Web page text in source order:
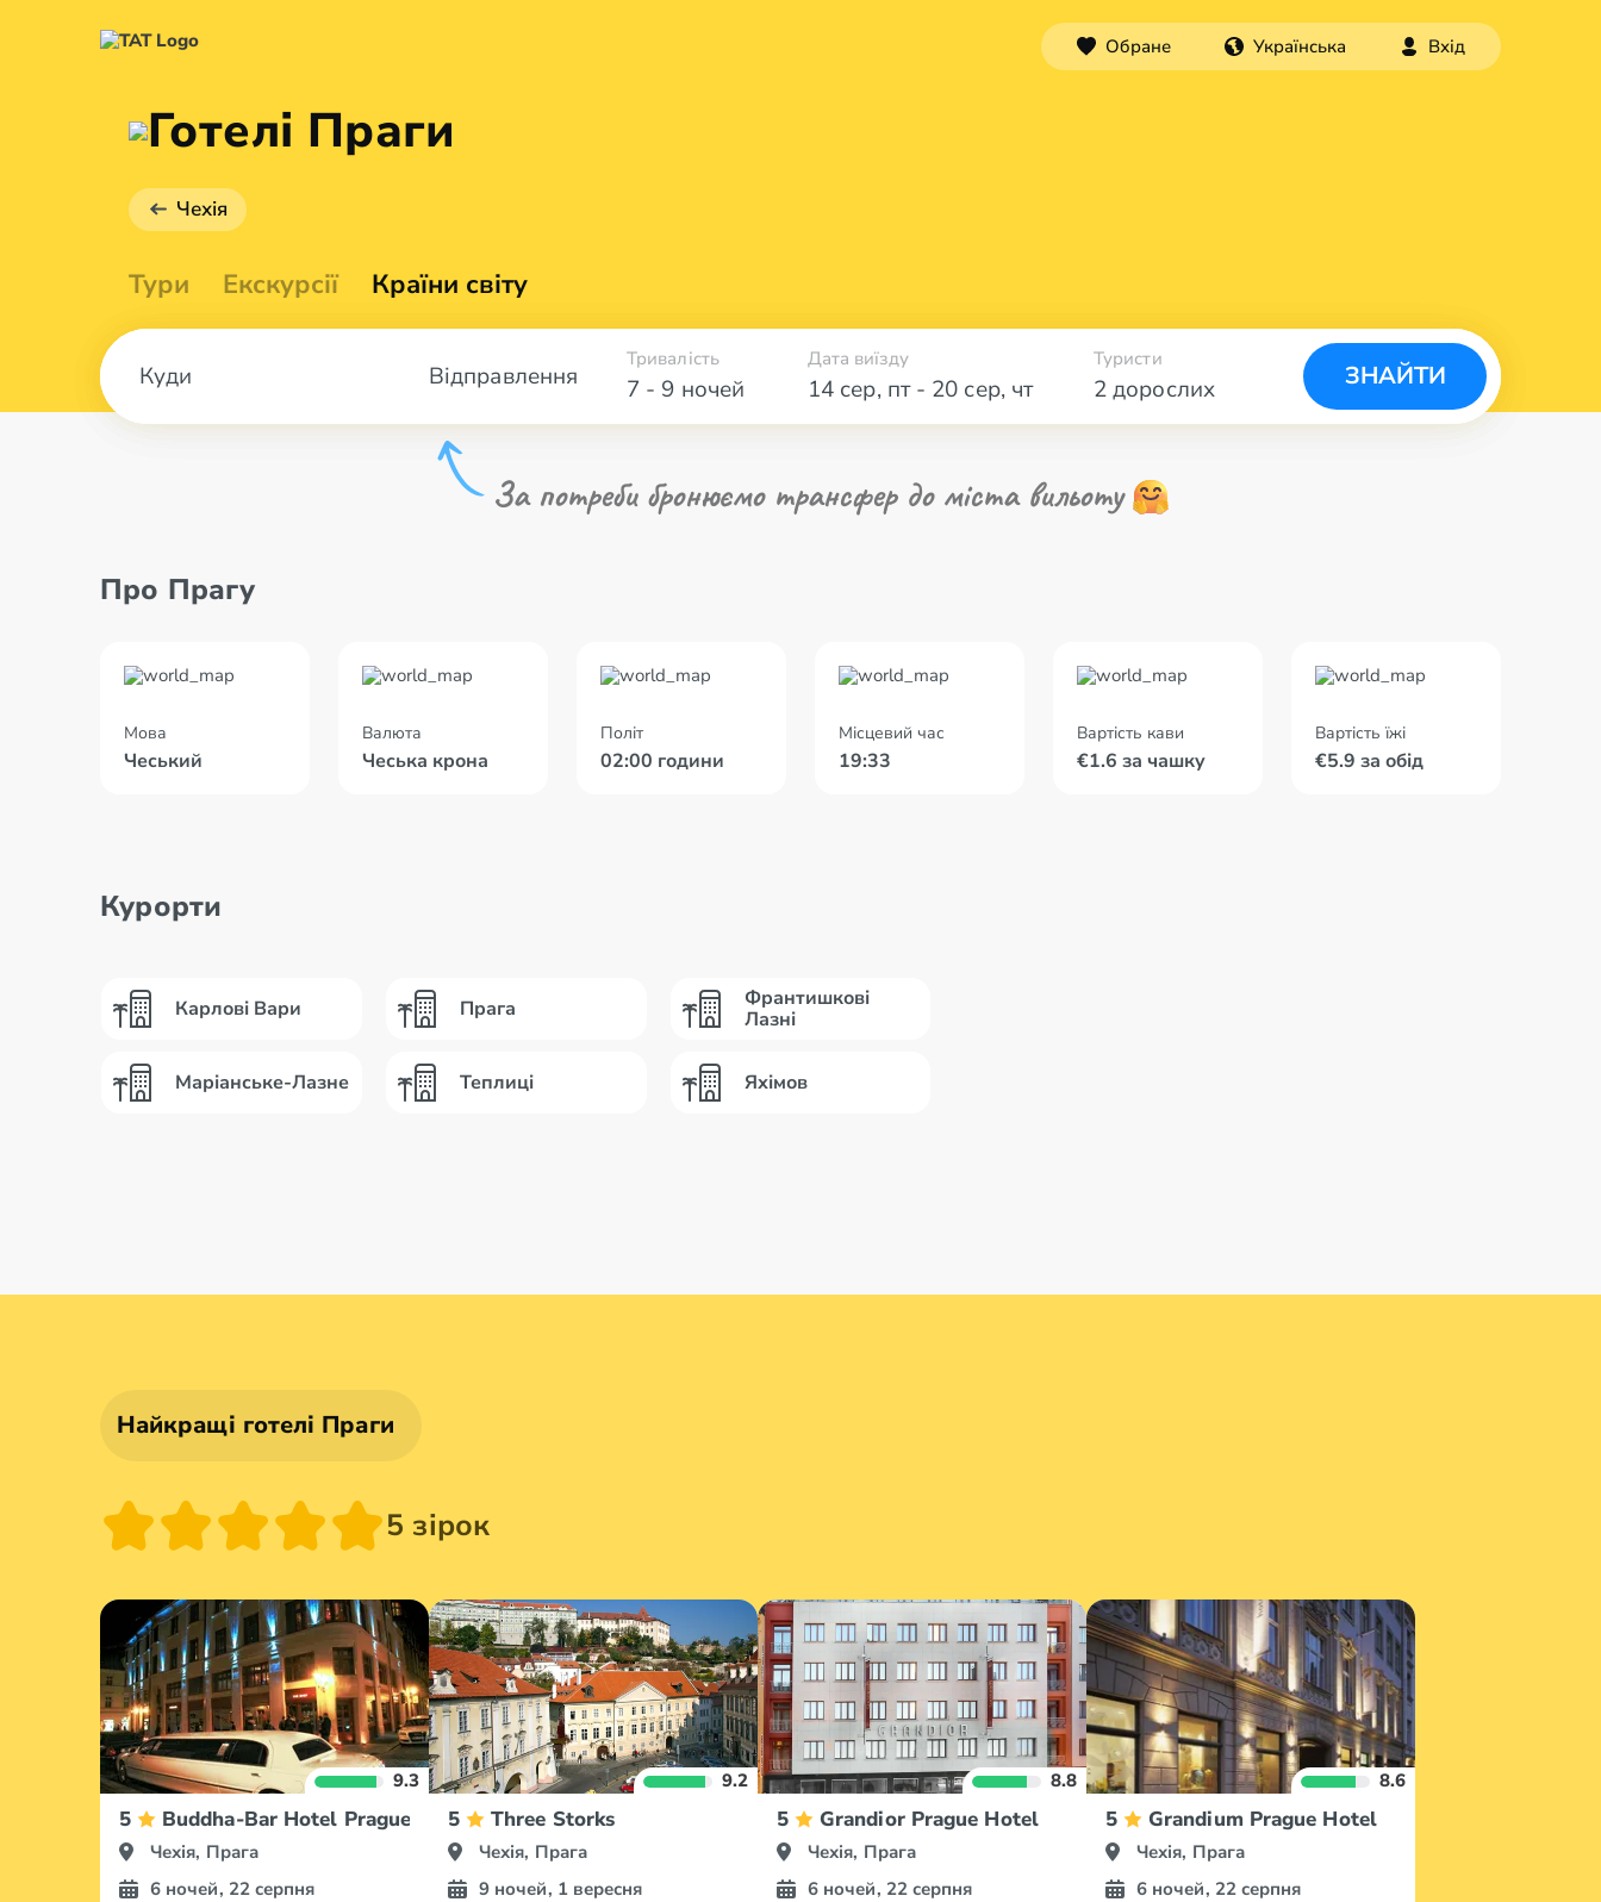
Обране Українська Вхід
Готелі Праги
Чехія
Тури Екскурсії Країни світу
Відправлення 7 - 9 ночей
Тривалість Дата виїзду
14 сер, пт- 20 сер, чт 2 дорослих
Туристи
ЗНАЙТИ
За потреби бронюємо трансфер до міста вильоту
Про Прагу
Мова
Чеський
Валюта
Чеська крона
Політ
02:00 години
Місцевий час
19:33
Вартість кави
€1.6 за чашку
Вартість їжі
€5.9 за обід
Курорти
Карлові Вари
Маріанське-Лазне
Прага
Теплиці
Франтишкові
Лазні
Яхімов
Найкращі готелі Праги
5 зірок
9.3
5 Buddha-Bar Hotel Prague
Чехія, Прага
6 ночей, 22 серпня
9.2
5 Three Storks
Чехія, Прага
9 ночей, 1 вересня
8.8
5 Grandior Prague Hotel
Чехія, Прага
6 ночей, 22 серпня
8.6
5 Grandium Prague Hotel
Чехія, Прага
6 ночей, 22 серпня